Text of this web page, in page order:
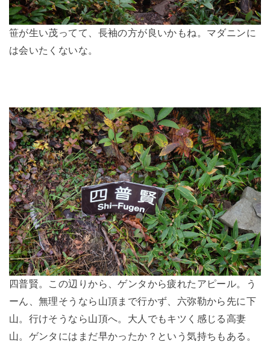
笹が生い茂ってて、長袖の方が良いかもね。マダニンに
は会いたくないな。
四普賢。この辺りから、ゲンタから疲れたアピール。う
ーん、無理そうなら山頂まで行かず、六弥勒から先に下
山。行けそうなら山頂へ。大人でもキツく感じる高妻
山。ゲンタにはまだ早かったか？という気持ちもある。